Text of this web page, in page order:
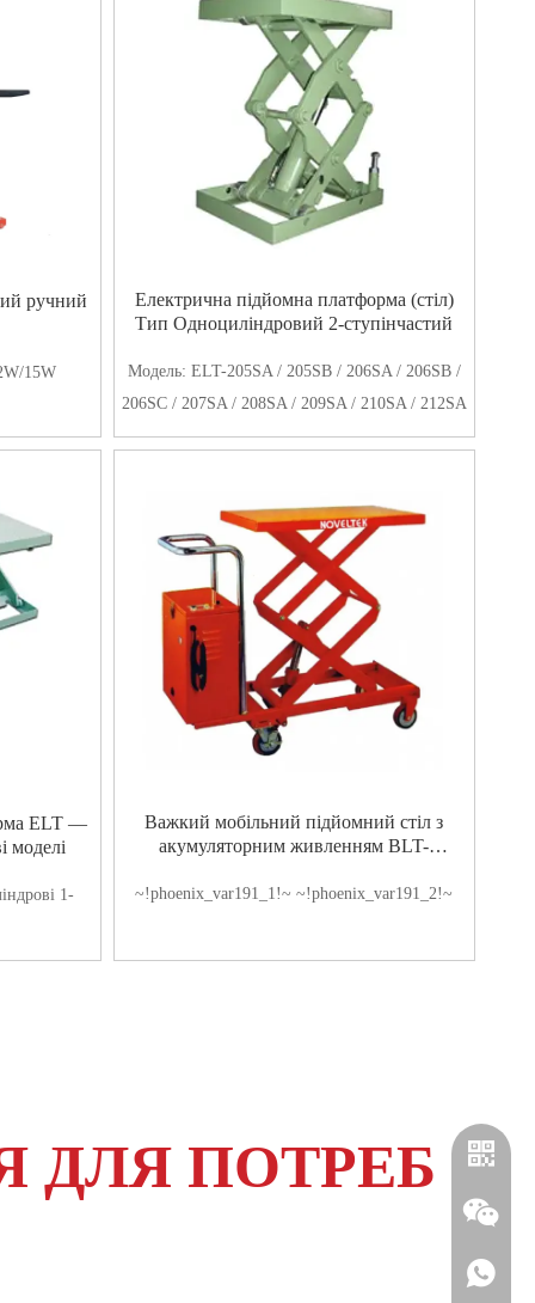
ручний
15W
Електрична підйомна платформа (стіл)
Тип Одноциліндровий 2-ступінчастий
Модель: ELT-205SA / 205SB / 206SA / 206SB /
206SC / 207SA / 208SA / 209SA / 210SA / 212SA
ELT —
моделі
1-
Важкий мобільний підйомний стіл з
акумуляторним живленням BLT-
~!phoenix_var191_1!~ ~!phoenix_var191_2!~
ДЛЯ ПОТРЕБ
ЛІНІЯ
WeChat
+886-